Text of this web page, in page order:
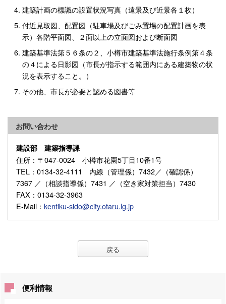
建築計画の標識の設置状況写真（遠景及び近景各１枚）
付近見取図、配置図（駐車場及びごみ置場の配置計画を表
示）各階平面図、２面以上の立面図および断面図
建築基準法第５６条の２、小樽市建築基準法施行条例第４条
の４による日影図（市長が指示する範囲内にある建築物の状
況を表示すること。）
その他、市長が必要と認める図書等
お問い合わせ
建設部 建築指導課
住所 ：〒047-0024 小樽市花園5丁目10番1号
TEL ：0134-32-4111 内線（管理係）7432／（確認係）
7367 ／（相談指導係）7431 ／（空き家対策担当）7430
FAX ：0134-32-3963
E-Mail ： kentiku-sido@city.otaru.lg.jp
戻る
便利情報